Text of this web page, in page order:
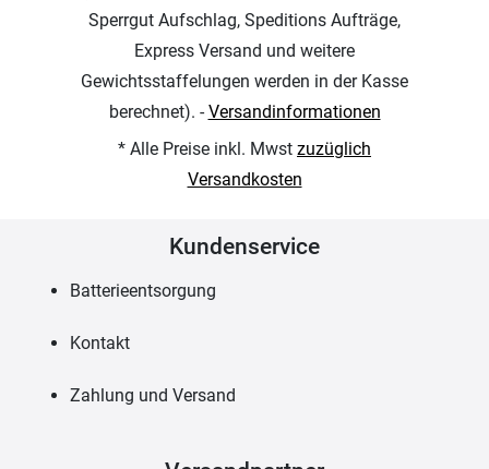
Sperrgut Aufschlag, Speditions Aufträge,
Express Versand und weitere
Gewichtsstaffelungen werden in der Kasse
berechnet). -Versandinformationen
* Alle Preise inkl. Mwst zuzüglich
Versandkosten
Kundenservice
Batterieentsorgung
Kontakt
Zahlung und Versand